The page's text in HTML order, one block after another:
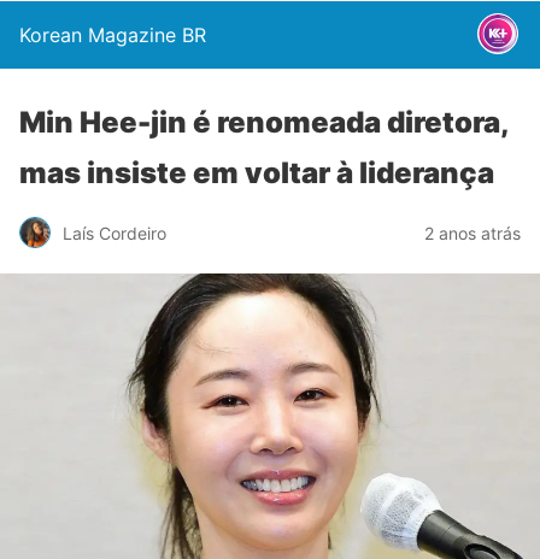
Korean Magazine BR
Min Hee-jin é renomeada diretora,
mas insiste em voltar à liderança
Laís Cordeiro 2 anos atrás